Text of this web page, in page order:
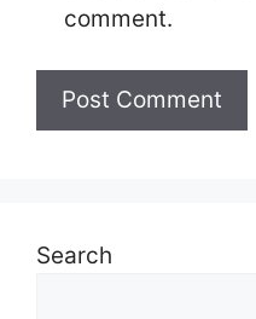
comment.
Search